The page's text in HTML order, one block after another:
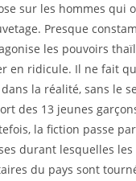
sur les hommes qui
Presque
les pouvoirs
en ridicule. Il ne fait
la réalité, sans le
des 13 jeunes
la fiction passe
durant lesquelles les
du pays sont